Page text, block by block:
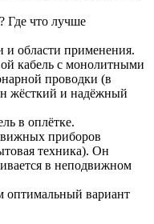
Где что лучше
области применения.
кабель с монолитными
проводки (в
жёсткий и надёжный
в оплётке.
приборов
техника). Он
в неподвижном
оптимальный вариант